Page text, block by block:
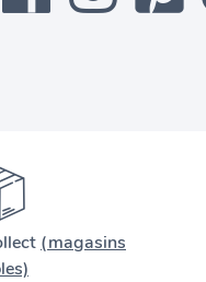
(magasins